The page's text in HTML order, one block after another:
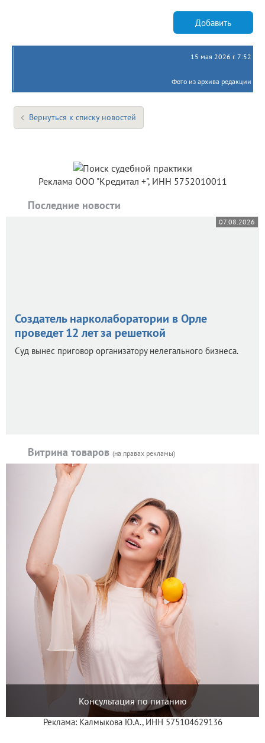
Добавить
15 мая 2026 г. 7:52
Фото из архива редакции
Вернуться к списку новостей
Реклама ООО "Кредитал +", ИНН 5752010011
Последние новости
07.08.2026
Создатель нарколаборатории в Орле
проведет 12 лет за решеткой
Суд вынес приговор организатору нелегального бизнеса.
Витрина товаров (на правах рекламы)
Консультация по питанию
Реклама: Калмыкова Ю.А., ИНН 575104629136